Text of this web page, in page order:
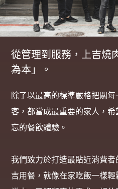
從管理到服務，上吉燒
為本」。
除了以最高的標準嚴格把關
客，都當成最重要的家人，
忘的餐飲體驗。
我們致力於打造最貼近消費
吉用餐，就像在家吃飯一樣